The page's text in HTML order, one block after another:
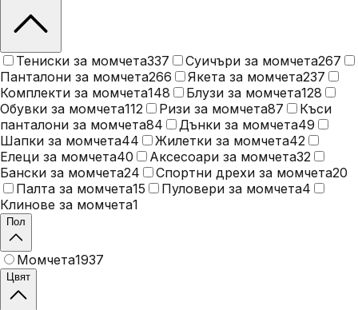
Тениски за момчета337 Суичъри за момчета267
Панталони за момчета266 Якета за момчета237
Комплекти за момчета148 Блузи за момчета128
Обувки за момчета112 Ризи за момчета87
Къси
панталони за момчета84 Дънки за момчета49
Шапки за момчета44 Жилетки за момчета42
Елеци за момчета40 Аксесоари за момчета32
Бански за момчета24 Спортни дрехи за момчета20
Палта за момчета15 Пуловери за момчета4
Клинове за момчета1
Пол
Момчета1937
Цвят